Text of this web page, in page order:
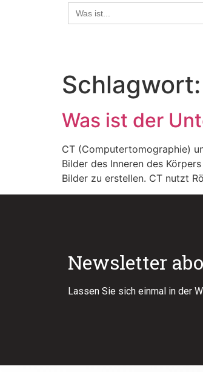
Search
for:
Schlagwort:
Was ist der
CT (Computertomographie)
Bilder des Inneren des
Bilder zu erstellen. CT nutzt
Newsletter
Lassen Sie sich einmal in der